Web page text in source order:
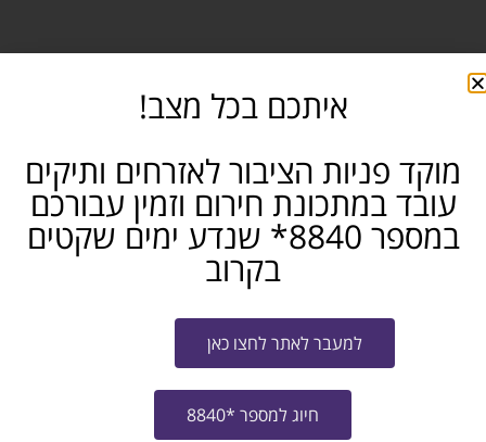
דרום
Please select listing to show.
איתכם בכל מצב!
מוקד פניות הציבור לאזרחים ותיקים
עובד במתכונת חירום וזמין עבורכם
במספר 8840* שנדע ימים שקטים
בקרוב
למעבר לאתר לחצו כאן
חיוג למספר *8840